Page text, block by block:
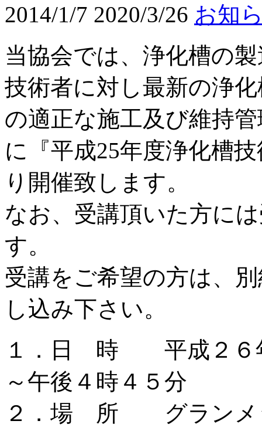
2014/1/7 2020/3/26 お知
当協会では、浄化槽の
技術者に対し最新の浄
の適正な施工及び維持
に『平成25年度浄化槽
り開催致します。
なお、受講頂いた方に
す。
受講をご希望の方は、
し込み下さい。
１．日 時 平成２６
～午後４時４５分
２．場 所 グランメ